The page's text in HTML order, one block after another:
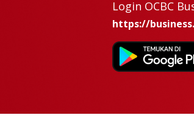
Produk Terkait
Login OCBC
https://